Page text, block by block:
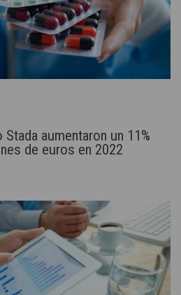
aumentaron un 11%
de euros en 2022